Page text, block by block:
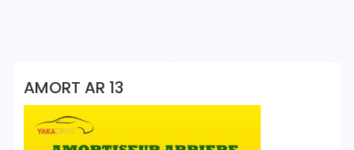
AMORT AR 13